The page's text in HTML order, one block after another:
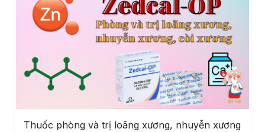
Thuốc phòng và trị loãng xương, nhuyễn xương